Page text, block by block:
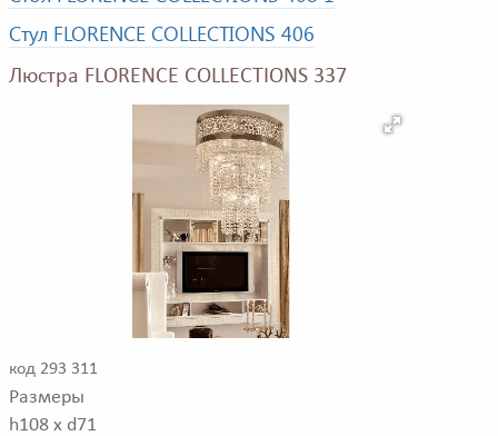
Стул FLORENCE COLLECTIONS 406
Люстра FLORENCE COLLECTIONS 337
код 293 311
Размеры
h108 x d71